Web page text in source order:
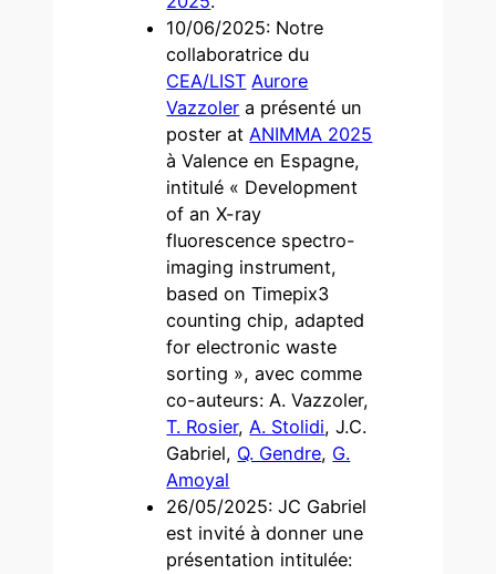
10/06/2025: Notre
collaboratrice du
CEA/LIST Aurore
Vazzoler a présenté un
poster atANIMMA 2025
à Valence en Espagne,
intitulé « Development
of an X-ray
fluorescence spectro-
imaging instrument,
based on Timepix3
counting chip, adapted
for electronic waste
sorting », avec comme
co-auteurs: A. Vazzoler,
T. Rosier,A. Stolidi, J.C.
Gabriel, Q. Gendre, G.
Amoyal
26/05/2025: JC Gabriel
est invité à donner une
présentation intitulée: